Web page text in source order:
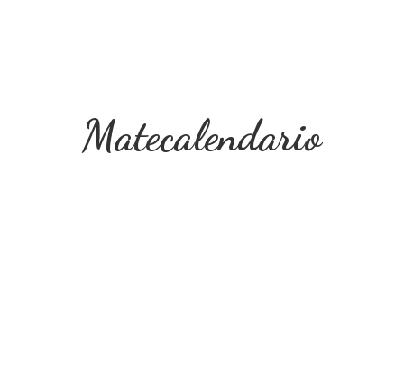
Matecalendario